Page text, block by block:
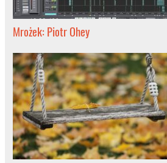
Mrożek: Piotr Ohey